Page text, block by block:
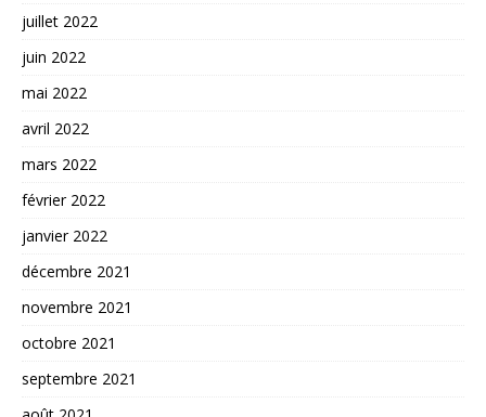
juillet 2022
juin 2022
mai 2022
avril 2022
mars 2022
février 2022
janvier 2022
décembre 2021
novembre 2021
octobre 2021
septembre 2021